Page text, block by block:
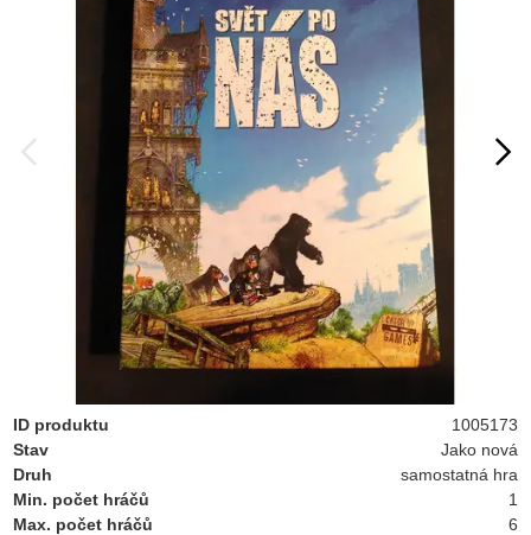
ID produktu
1005173
Stav
Jako nová
Druh
samostatná hra
Min. počet hráčů
1
Max. počet hráčů
6